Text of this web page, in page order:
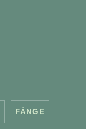
FÄNGE